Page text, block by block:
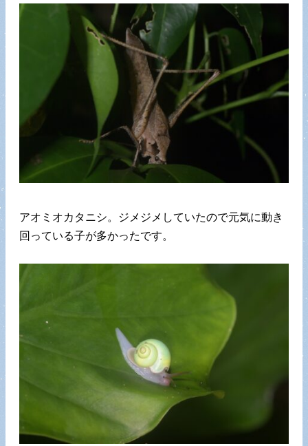
アオミオカタニシ。ジメジメしていたので元気に動き
回っている子が多かったです。